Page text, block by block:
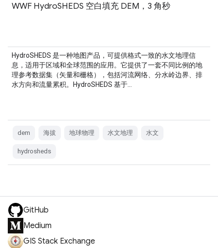
WWF HydroSHEDS 空白填充 DEM，3 角秒
HydroSHEDS 是一种地图产品，可提供格式一致的水文地理信
息，适用于区域和全球范围的应用。它提供了一套不同比例的地
理参考数据集（矢量和栅格），包括河流网络、分水岭边界、排
水方向和流量累积。HydroSHEDS 基于…
dem 海拔 地球物理 水文地理 水文
hydrosheds
GitHub
Medium
GIS Stack Exchange